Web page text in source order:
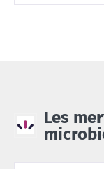
Les